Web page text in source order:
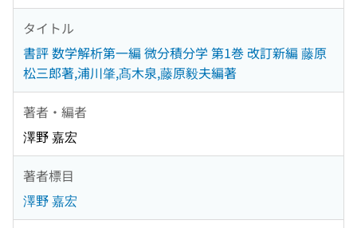
タイトル
書評 数学解析第一編 微分積分学 第1巻 改訂新編 藤原
松三郎著,浦川肇,髙木泉,藤原毅夫編著
著者・編者
澤野 嘉宏
著者標目
澤野 嘉宏